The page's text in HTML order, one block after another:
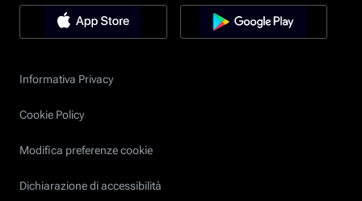
Informativa Privacy
Cookie Policy
Modifica preferenze cookie
Dichiarazione di accessibilità